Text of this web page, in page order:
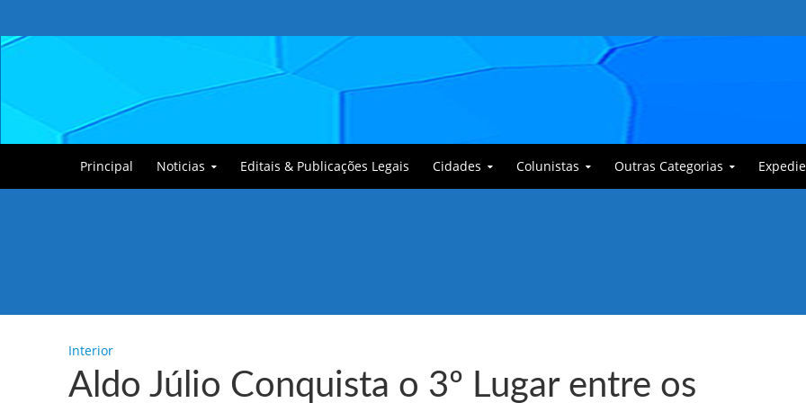
Principal Noticias Editais & Publicações Legais Cidades Colunistas Outras Categorias
Interior
Aldo Júlio Conquista o 3º Lugar entre os